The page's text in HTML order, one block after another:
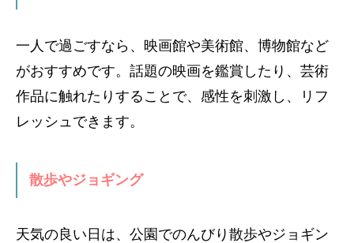
一人で過ごすなら、映画館や美術館、博物館など
がおすすめです。話題の映画を鑑賞したり、芸術
作品に触れたりすることで、感性を刺激し、リフ
レッシュできます。
散歩やジョギング
天気の良い日は、公園でのんびり散歩やジョギン